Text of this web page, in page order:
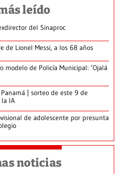
leído
del Sinaproc
de Lionel Messi, a los 68 años
modelo de Policía Municipal: ‘Ojalá
| sorteo de este 9 de
IA
de adolescente por presunta
noticias